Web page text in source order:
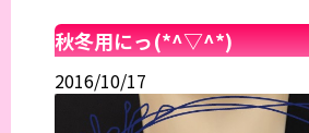
秋冬用にっ(*^▽^*)
2016/10/17